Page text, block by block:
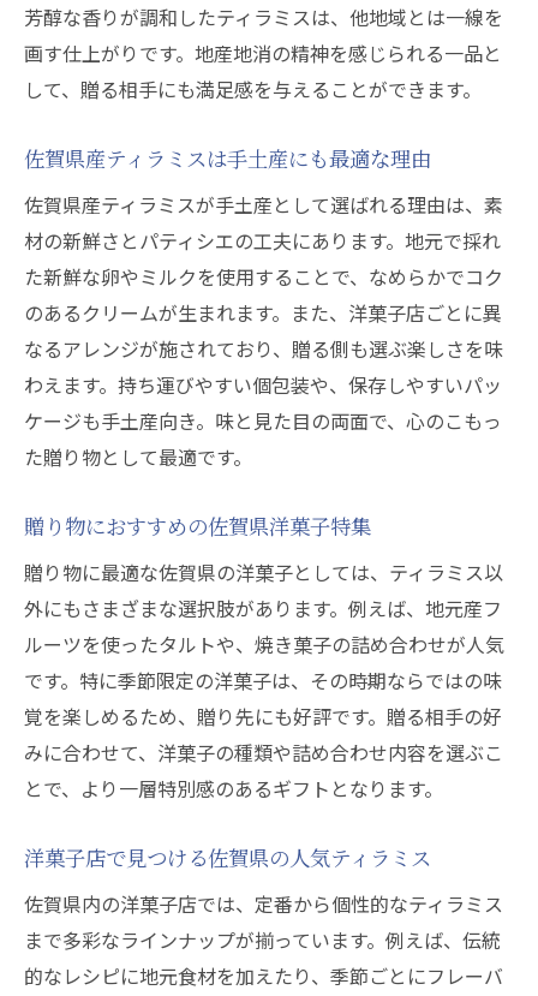
芳醇な香りが調和したティラミスは、他地域とは一線を
画す仕上がりです。地産地消の精神を感じられる一品と
して、贈る相手にも満足感を与えることができます。
佐賀県産ティラミスは手土産にも最適な理由
佐賀県産ティラミスが手土産として選ばれる理由は、素
材の新鮮さとパティシエの工夫にあります。地元で採れ
た新鮮な卵やミルクを使用することで、なめらかでコク
のあるクリームが生まれます。また、洋菓子店ごとに異
なるアレンジが施されており、贈る側も選ぶ楽しさを味
わえます。持ち運びやすい個包装や、保存しやすいパッ
ケージも手土産向き。味と見た目の両面で、心のこもっ
た贈り物として最適です。
贈り物におすすめの佐賀県洋菓子特集
贈り物に最適な佐賀県の洋菓子としては、ティラミス以
外にもさまざまな選択肢があります。例えば、地元産フ
ルーツを使ったタルトや、焼き菓子の詰め合わせが人気
です。特に季節限定の洋菓子は、その時期ならではの味
覚を楽しめるため、贈り先にも好評です。贈る相手の好
みに合わせて、洋菓子の種類や詰め合わせ内容を選ぶこ
とで、より一層特別感のあるギフトとなります。
洋菓子店で見つける佐賀県の人気ティラミス
佐賀県内の洋菓子店では、定番から個性的なティラミス
まで多彩なラインナップが揃っています。例えば、伝統
的なレシピに地元食材を加えたり、季節ごとにフレーバ